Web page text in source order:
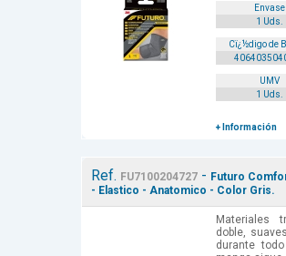
Envase
1 Uds.
Cï¿½digo de
UMV
1 Uds.
+ Información
Ref. FU7100204727- Futuro
- Elastico - Anatomico - Color Gris.
Materiales
doble,
durante